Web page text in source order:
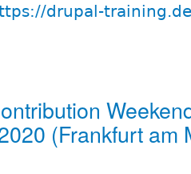
drupal-
(Frankfurt am